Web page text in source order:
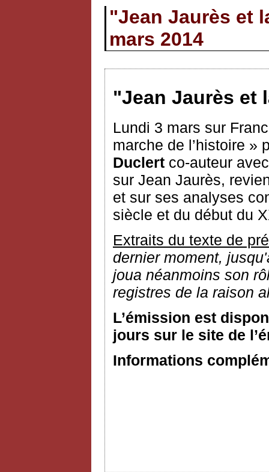
"Jean Jaurès et
mars 2014
"Jean Jaurès et
Lundi 3 mars sur
marche de l’histoire »
Duclert co-auteur
sur Jean Jaurès,
et sur ses analyses
siècle et du début du
Extraits du texte de
dernier moment,
joua néanmoins son
registres de la raison
L’émission est
jours sur le site de
Informations